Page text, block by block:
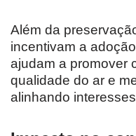
Além da
incentivam a
ajudam a promover
qualidade do ar e
alinhando